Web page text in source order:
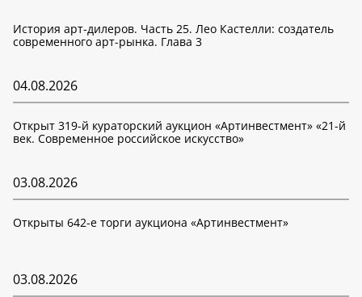
История арт-дилеров. Часть 25. Лео Кастелли: создатель
современного арт-рынка. Глава 3
04.08.2026
Открыт 319-й кураторский аукцион «Артинвестмент» «21-й
век. Современное российское искусство»
03.08.2026
Открыты 642-е торги аукциона «Артинвестмент»
03.08.2026